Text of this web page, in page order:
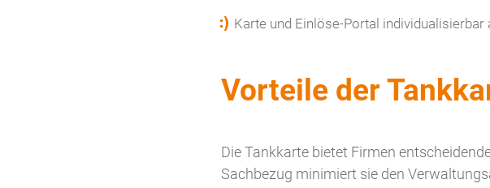
Karte und Einlöse-Portal
Vorteile der
Die Tankkarte bietet Firmen
Sachbezug minimiert sie den